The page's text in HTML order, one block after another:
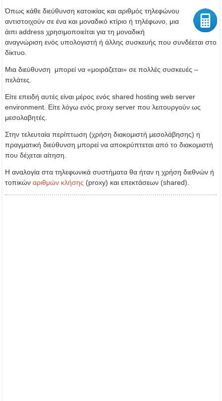
Όπως κάθε διεύθυνση κατοικίας και αριθμός τηλεφώνου
αντιστοιχούν σε ένα και μοναδικό κτίριο ή τηλέφωνο, μια
άιπι address χρησιμοποιείται για τη μοναδική
αναγνώριση ενός υπολογιστή ή άλλης συσκευής που συνδέεται στο
δίκτυο.
Μια διεύθυνση μπορεί να «μοιράζεται» σε πολλές συσκευές –
πελάτες.
Είτε επειδή αυτές είναι μέρος ενός shared hosting web server
environment. Είτε λόγω ενός proxy server που λειτουργούν ως
μεσολαβητές.
Στην τελευταία περίπτωση (χρήση διακομιστή μεσολάβησης) η
πραγματική διεύθυνση μπορεί να αποκρύπτεται από το διακομιστή
που δέχεται αίτηση.
Η αναλογία στα τηλεφωνικά συστήματα θα ήταν η χρήση διεθνών ή
τοπικών αριθμών κλήσης (proxy) και επεκτάσεων (shared).